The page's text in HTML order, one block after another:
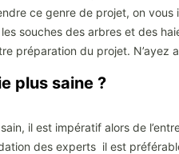
ce genre de projet, on
souches des arbres et des
préparation du projet.
plus saine ?
il est impératif alors de
des experts il est